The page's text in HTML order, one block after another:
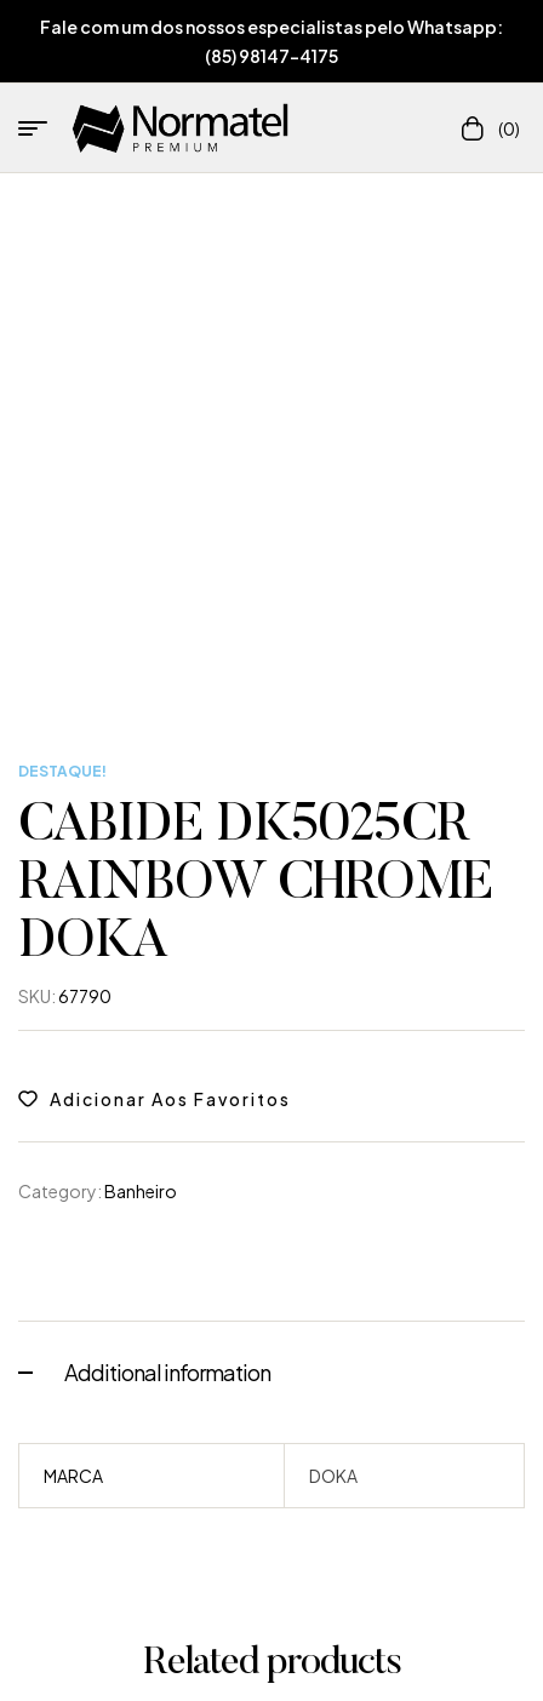
Fale com um dos nossos especialistas pelo Whatsapp:
(85) 98147-4175
(0)
DESTAQUE!
CABIDE DK5025CR
RAINBOW CHROME
DOKA
SKU:67790
Adicionar Aos Favoritos
Category:Banheiro
Additional information
MARCA DOKA
Related products